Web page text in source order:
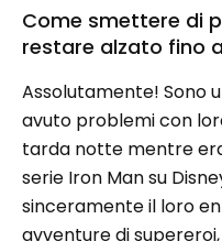
Come smettere di
restare alzato fino
Assolutamente! Sono
avuto problemi con
tarda notte mentre
serie Iron Man su
sinceramente il loro
avventure di